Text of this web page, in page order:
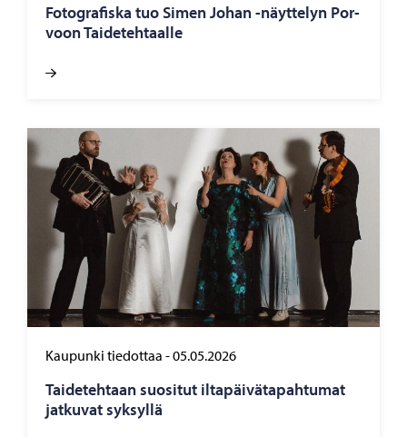
Fo­to­gra­fis­ka tuo Simen Johan -​näyttelyn Por­
voon Tai­de­teh­taal­le
Kaupunki tiedottaa -05.05.2026
Tai­de­teh­taan suo­si­tut il­ta­päi­vä­ta­pah­tu­mat
jat­ku­vat syk­syl­lä